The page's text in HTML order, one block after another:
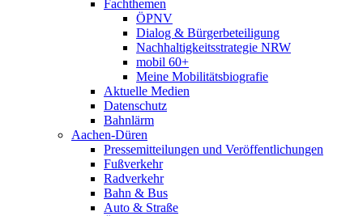
Fachthemen
ÖPNV
Dialog & Bürgerbeteiligung
Nachhaltigkeitsstrategie NRW
mobil 60+
Meine Mobilitätsbiografie
Aktuelle Medien
Datenschutz
Bahnlärm
Aachen-Düren
Pressemitteilungen und Veröffentlichungen
Fußverkehr
Radverkehr
Bahn & Bus
Auto & Straße